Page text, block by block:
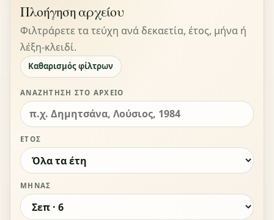
Πλοήγηση αρχείου
Φιλτράρετε τα τεύχη ανά δεκαετία, έτος, μήνα ή
λέξη-κλειδί.
Καθαρισμός φίλτρων
ΑΝΑΖΉΤΗΣΗ ΣΤΟ ΑΡΧΕΊΟ
ΈΤΟΣ
ΜΉΝΑΣ